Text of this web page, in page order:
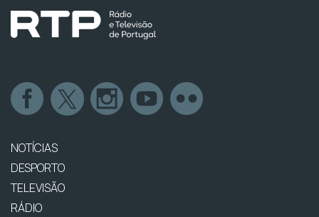
NOTÍCIAS
DESPORTO
TELEVISÃO
RÁDIO